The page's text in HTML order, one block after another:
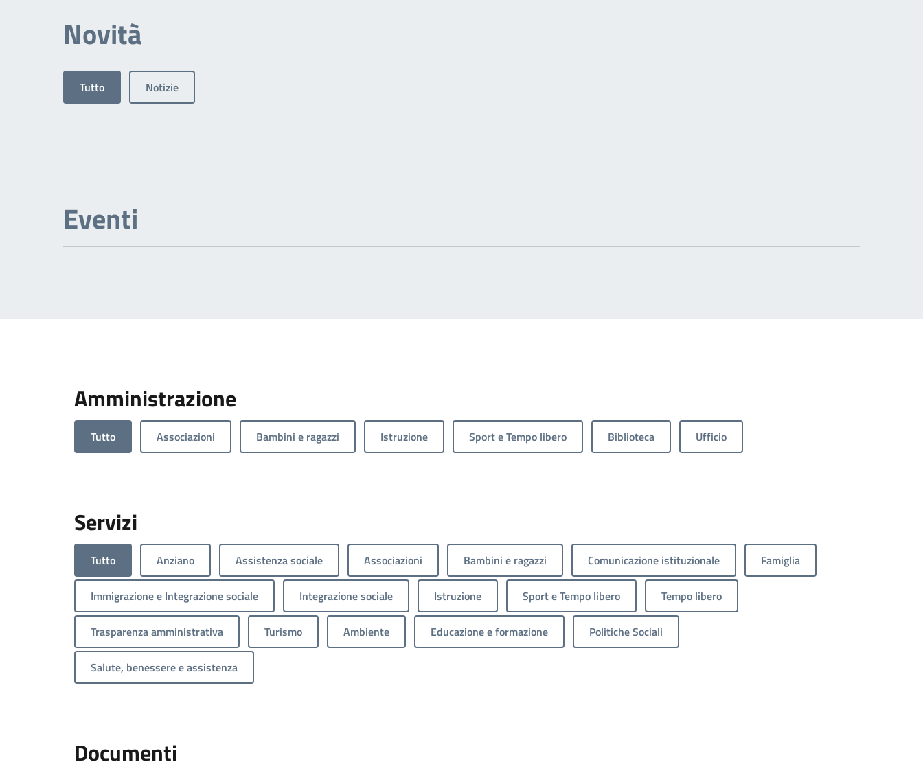
Novità
Tutto Notizie
Eventi
Amministrazione
Tutto Associazioni Bambini e ragazzi Istruzione Sport e Tempo libero Biblioteca Ufficio
Servizi
Tutto Anziano Assistenza sociale Associazioni Bambini e ragazzi Comunicazione istituzionale Famiglia
Immigrazione e Integrazione sociale Integrazione sociale Istruzione Sport e Tempo libero Tempo libero
Trasparenza amministrativa Turismo Ambiente Educazione e formazione Politiche Sociali
Salute, benessere e assistenza
Documenti